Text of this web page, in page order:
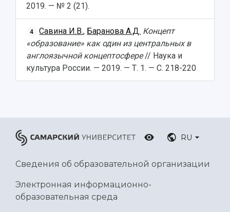
2019. — № 2 (21).
4 Савина И.В., Баранова А.Д. Концепт
«образование» как один из центральных в
англоязычной концептосфере// Наука и
культура России. — 2019. — Т. 1. — С. 218-220
RU
Сведения об образовательной организации
Электронная информационно-
образовательная среда